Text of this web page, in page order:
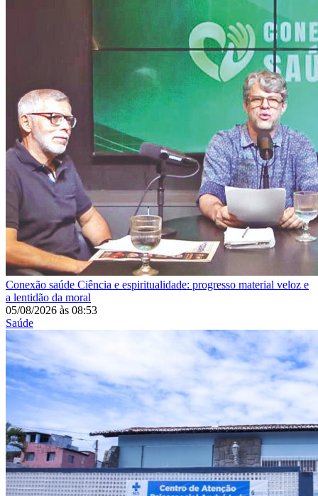
Conexão saúde Ciência e espiritualidade: progresso material veloz e
a lentidão da moral
05/08/2026 às 08:53
Saúde